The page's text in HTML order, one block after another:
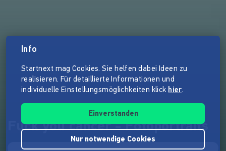
Fuck you cancer - Fotoportraits
Info
Startnext mag Cookies. Sie helfen dabei Ideen zu
realisieren. Für detaillierte Informationen und
individuelle Einstellungsmöglichkeiten klick hier.
Einverstanden
Nur notwendige Cookies